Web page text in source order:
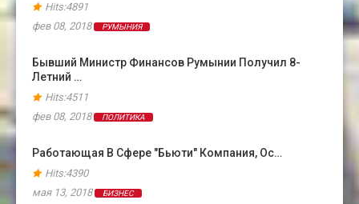
Hits:4891
фев 08, 2018
РУМЫНИЯ
Бывший Министр Финансов Румынии Получил 8-
Летний …
Hits:4511
фев 08, 2018
ПОЛИТИКА
Работающая В Сфере "бьюти" Компания, Ос…
Hits:4390
мая 13, 2018
БИЗНЕС